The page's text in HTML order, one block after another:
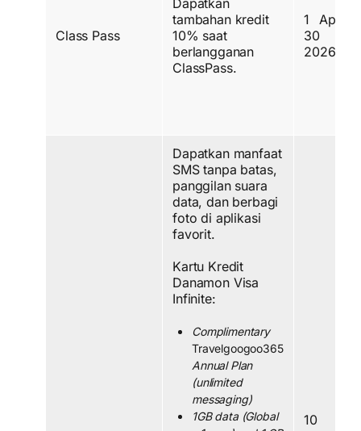
Class Pass
Dapatkan
tambahan kredit
10% saat
berlangganan
ClassPass.
1 April
30
2026
Dapatkan manfaat
SMS tanpa batas,
panggilan suara
data, dan berbagi
foto di aplikasi
favorit.
Kartu Kredit
Danamon Visa
Infinite:
Complimentary
Travelgoogoo365
Annual Plan
(unlimited
messaging)
1GB data (Global
10